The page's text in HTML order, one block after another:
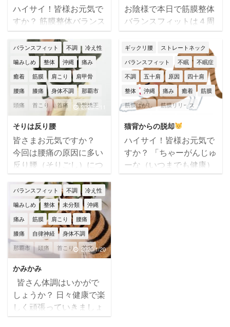
膝痛
自律神経
自律神経失調症
辛い
那覇市 頭痛
首こり
骨盤矯正
ハイサイ！皆様お元気で
すか？ 筋膜整体バランス
フィットの大城です
(*^^)v 沖縄は台風が立て
続けに襲来・・・ 天気が
コロコロ変わりやすく、
こんな時は自律神経も乱
れやすく体調も崩しやす
いかもです。 本日のテー
マはそんな自律神経が乱
れる原因についてです。
自律神経が乱れ異常が出
ると→めまい・耳鳴り・
頭痛・倦怠感・内臓疾
患・躁うつ…など原因不
明の不調が続く事で自律
神経失調性と診断され、
酷くなると仕事や家事が
出来なくなります
ではなぜ自律神経失調性
頭痛
首こり 骨盤矯正
お陰様で本日で筋膜整体
バランスフィットは４周
年 なんと５年目突入で
す！！！ 本日の琉球新報
さんの広告欄にも掲載さ
れてます(^^)v お得なキ
ャンペーン実施中ですの
で、まだ筋膜整体を受け
た事がない方は是非この
機会にお試し下さい
オープンしてすぐにコ
ロナ禍になり経営自体危
うい時もありまし
た・・・ ですが皆様に支
バランスフィット 不調
冷え性
噛みしめ
整体 沖縄
痛み
癒着
筋膜 肩こり
肩甲骨
腰痛
膝痛 身体不調
那覇市
頭痛
首こり 首痛 骨盤矯正
2020/4/11
そりは反り腰
皆さまお元気ですか？
今回は腰痛の原因に多い
反り腰（そりごし）につ
いてです。 腰痛には2パ
ターンの特徴があり、骨
盤が「前傾」か「後傾」
した状態です。 当院にお
越しになる方で、「前
傾」反り腰の方多いで
す。 私はどっち？と思
った方
て下さい。腰と背中の間
が浮いてないですか？ ひ
どい方は腕がすっぽりと
入る方もいますΣ(゜Д゜)
ギックリ腰
ストレートネック
バランスフィット
不眠
不眠症
不調
五十肩 原因
四十肩
整体
沖縄 痛み 癒着
筋膜
筋膜はがし
筋膜リリース
首痛
骨盤矯正
2025/3/10
猫背からの脱却
ハイサイ！皆様お元気で
すか？ 「ちゃーがんじゅ
ーな（いつまでも健康）
人生を！」 筋膜整体バラ
バランスフィット 不調
冷え性
噛みしめ
整体 未分類
沖縄
痛み
筋膜 肩こり
腰痛
膝痛
自律神経
身体不調
那覇市
頭痛 首こり
首痛
2020/1/20
かみかみ
皆さん体調はいかがで
しょうか？ 日々健康で楽
しく頑張っていきましょ
う(^-^)/ 今回も突然です